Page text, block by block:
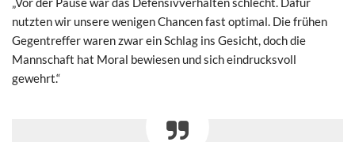
nutzten wir unsere wenigen Chancen fast optimal. Die frühen
Gegentreffer waren zwar ein Schlag ins Gesicht, doch die
Mannschaft hat Moral bewiesen und sich eindrucksvoll
gewehrt.“